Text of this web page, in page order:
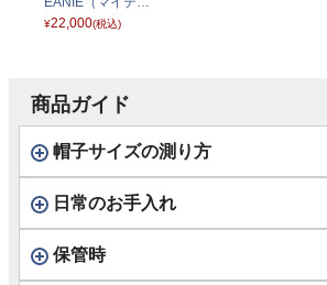
ブレードビーニ
¥22,000(税込)
商品ガイド
帽子サイズの測り方
日常のお手入れ
保管時